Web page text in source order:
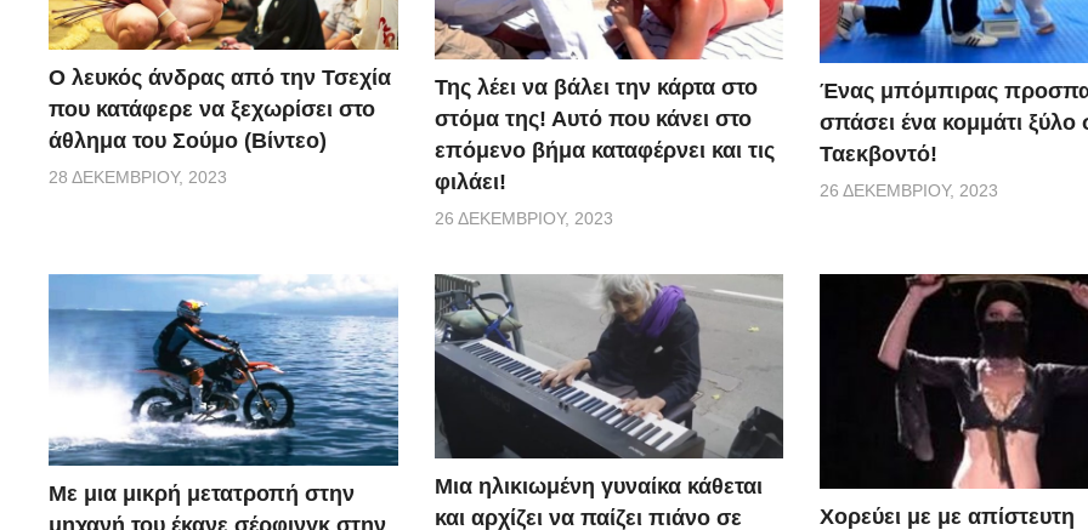
Ο λευκός άνδρας από την Τσεχία
που κατάφερε να ξεχωρίσει στο
άθλημα του Σούμο (Βίντεο)
28 ΔΕΚΕΜΒΡΊΟΥ, 2023
Της λέει να βάλει την κάρτα στο
στόμα της! Αυτό που κάνει στο
επόμενο βήμα καταφέρνει και τις
φιλάει!
26 ΔΕΚΕΜΒΡΊΟΥ, 2023
Ένας μπόμπιρας
σπάσει ένα κομμάτι ξύλο
Ταεκβοντό!
26 ΔΕΚΕΜΒΡΊΟΥ, 2023
Με μια μικρή μετατροπή στην
μηχανή του έκανε σέρφινγκ στην
Μια ηλικιωμένη γυναίκα κάθεται
και αρχίζει να παίζει πιάνο σε
Χορεύει με με απίστευτη